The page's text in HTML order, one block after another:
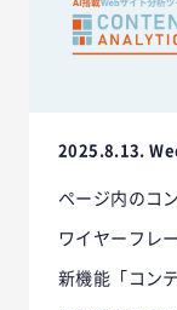
2025.8.13.
ページ内のコ
ワイヤーフレ
新機能「コン